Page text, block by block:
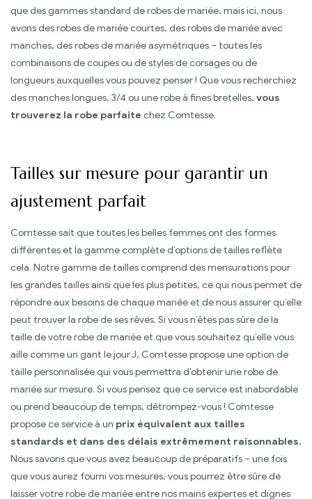
que des gammes standard de robes de mariée, mais ici, nous
avons des robes de mariée courtes, des robes de mariée avec
manches, des robes de mariée asymétriques – toutes les
combinaisons de coupes ou de styles de corsages ou de
longueurs auxquelles vous pouvez penser ! Que vous recherchiez
des manches longues, 3/4 ou une robe à fines bretelles, vous
trouverez la robe parfaite chez Comtesse.
Tailles sur mesure pour garantir un
ajustement parfait
Comtesse sait que toutes les belles femmes ont des formes
différentes et la gamme complète d’options de tailles reflète
cela. Notre gamme de tailles comprend des mensurations pour
les grandes tailles ainsi que les plus petites, ce qui nous permet de
répondre aux besoins de chaque mariée et de nous assurer qu’elle
peut trouver la robe de ses rêves. Si vous n’êtes pas sûre de la
taille de votre robe de mariée et que vous souhaitez qu’elle vous
aille comme un gant le jour J, Comtesse propose une option de
taille personnalisée qui vous permettra d’obtenir une robe de
mariée sur mesure. Si vous pensez que ce service est inabordable
ou prend beaucoup de temps, détrompez-vous ! Comtesse
propose ce service à un prix équivalent aux tailles
standards et dans des délais extrêmement raisonnables.
Nous savons que vous avez beaucoup de préparatifs – une fois
que vous aurez fourni vos mesures, vous pourrez être sûre de
laisser votre robe de mariée entre nos mains expertes et dignes